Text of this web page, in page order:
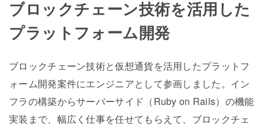
ブロックチェーン技術を活用した
プラットフォーム開発
ブロックチェーン技術と仮想通貨を活用したプラットフ
ォーム開発案件にエンジニアとして参画しました。イン
フラの構築からサーバーサイド（Ruby on Rails）の機能
実装まで、幅広く仕事を任せてもらえて、ブロックチェ